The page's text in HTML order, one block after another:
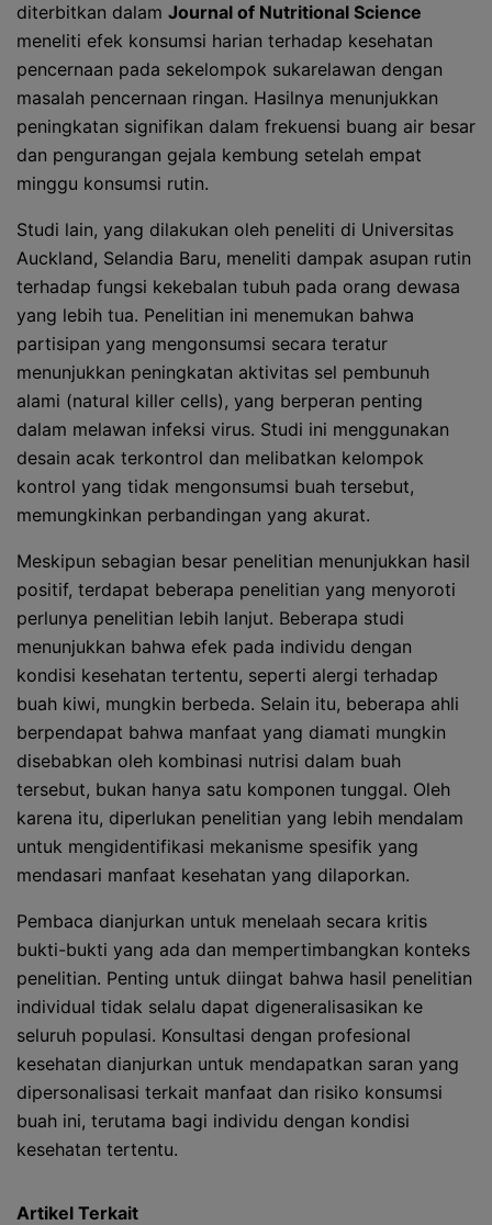
diterbitkan dalam Journal of Nutritional Science
meneliti efek konsumsi harian terhadap kesehatan
pencernaan pada sekelompok sukarelawan dengan
masalah pencernaan ringan. Hasilnya menunjukkan
peningkatan signifikan dalam frekuensi buang air besar
dan pengurangan gejala kembung setelah empat
minggu konsumsi rutin.
Studi lain, yang dilakukan oleh peneliti di Universitas
Auckland, Selandia Baru, meneliti dampak asupan rutin
terhadap fungsi kekebalan tubuh pada orang dewasa
yang lebih tua. Penelitian ini menemukan bahwa
partisipan yang mengonsumsi secara teratur
menunjukkan peningkatan aktivitas sel pembunuh
alami (natural killer cells), yang berperan penting
dalam melawan infeksi virus. Studi ini menggunakan
desain acak terkontrol dan melibatkan kelompok
kontrol yang tidak mengonsumsi buah tersebut,
memungkinkan perbandingan yang akurat.
Meskipun sebagian besar penelitian menunjukkan hasil
positif, terdapat beberapa penelitian yang menyoroti
perlunya penelitian lebih lanjut. Beberapa studi
menunjukkan bahwa efek pada individu dengan
kondisi kesehatan tertentu, seperti alergi terhadap
buah kiwi, mungkin berbeda. Selain itu, beberapa ahli
berpendapat bahwa manfaat yang diamati mungkin
disebabkan oleh kombinasi nutrisi dalam buah
tersebut, bukan hanya satu komponen tunggal. Oleh
karena itu, diperlukan penelitian yang lebih mendalam
untuk mengidentifikasi mekanisme spesifik yang
mendasari manfaat kesehatan yang dilaporkan.
Pembaca dianjurkan untuk menelaah secara kritis
bukti-bukti yang ada dan mempertimbangkan konteks
penelitian. Penting untuk diingat bahwa hasil penelitian
individual tidak selalu dapat digeneralisasikan ke
seluruh populasi. Konsultasi dengan profesional
kesehatan dianjurkan untuk mendapatkan saran yang
dipersonalisasi terkait manfaat dan risiko konsumsi
buah ini, terutama bagi individu dengan kondisi
kesehatan tertentu.
Artikel Terkait